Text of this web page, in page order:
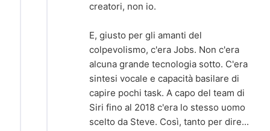
creatori, non io.
E, giusto per gli amanti del
colpevolismo, c'era Jobs. Non c'era
alcuna grande tecnologia sotto. C'era
sintesi vocale e capacità basilare di
capire pochi task. A capo del team di
Siri fino al 2018 c'era lo stesso uomo
scelto da Steve. Così, tanto per dire...